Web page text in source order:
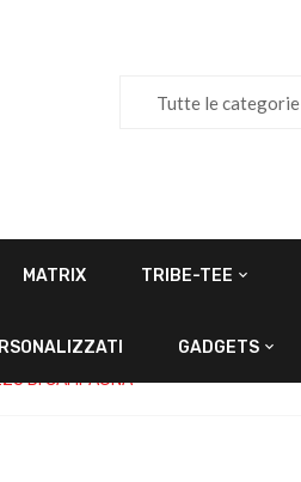
Tutte le categorie
MATRIX TRIBE-TEE
GADGETS
DI CAMPAGNA”